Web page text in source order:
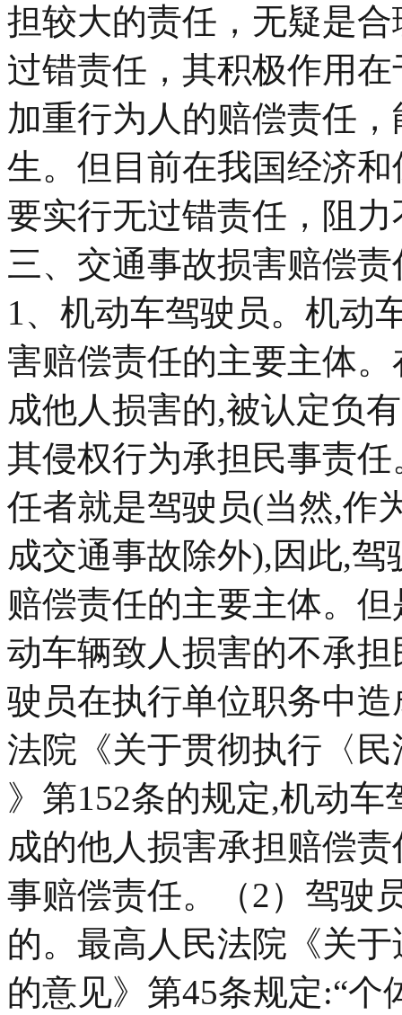
担较大的责任，无疑是
过错责任，其积极作用
加重行为人的赔偿责任
生。但目前在我国经济
要实行无过错责任，阻力
三、交通事故损害赔偿
1、机动车驾驶员。机动
害赔偿责任的主要主体
成他人损害的,被认定负
其侵权行为承担民事责
任者就是驾驶员(当然,作
成交通事故除外),因此,
赔偿责任的主要主体。
动车辆致人损害的不承
驶员在执行单位职务中
法院《关于贯彻执行〈
》第152条的规定,机动
成的他人损害承担赔偿
事赔偿责任。（2）驾驶
的。最高人民法院《关
的意见》第45条规定:“